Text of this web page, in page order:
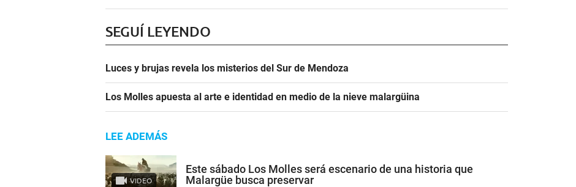
SEGUÍ LEYENDO
Luces y brujas revela los misterios del Sur de Mendoza
Los Molles apuesta al arte e identidad en medio de la nieve malargüina
LEE ADEMÁS
VIDEO
Este sábado Los Molles será escenario de una historia que
Malargüe busca preservar